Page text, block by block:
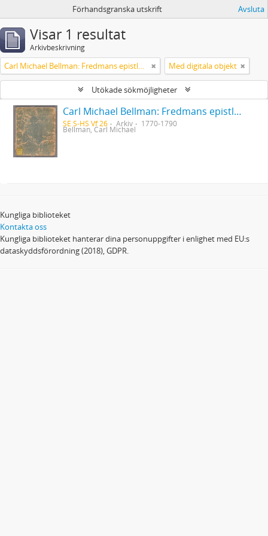
Förhandsgranska utskrift Avsluta
Visar 1 resultat
Arkivbeskrivning
Carl Michael Bellman: Fredmans epistlar [Nechers ex.]. Ep. 1-50 Med digitala objekt
Utökade sökmöjligheter
Carl Michael Bellman: Fredmans epistlar [Nechers ex.]. Ep. 1-50
SE S-HS Vf 26 Arkiv 1770-1790
Bellman, Carl Michael
Kungliga biblioteket
Kontakta oss
Kungliga biblioteket hanterar dina personuppgifter i enlighet med EU:s
dataskyddsförordning (2018), GDPR.